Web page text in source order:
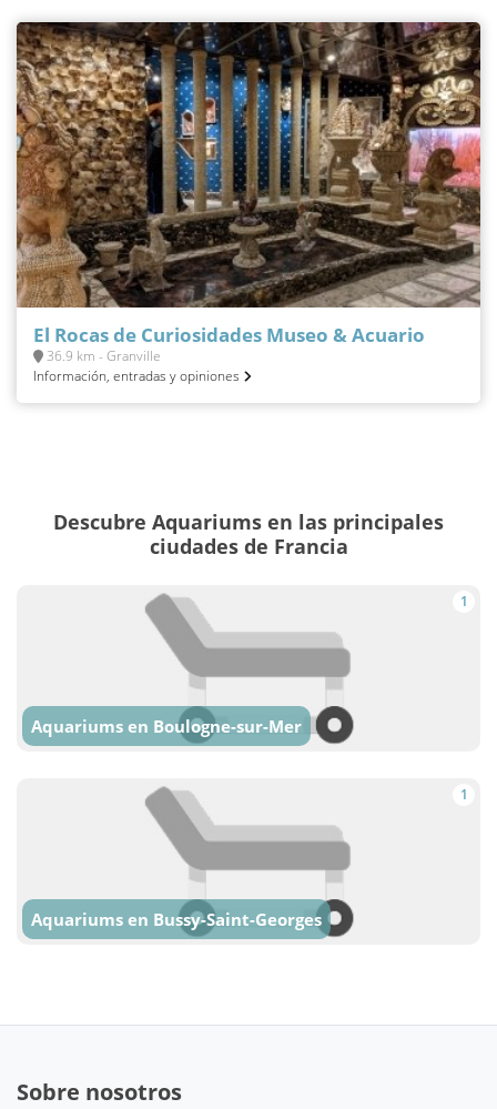
El Rocas de Curiosidades Museo & Acuario
36.9 km - Granville
Información, entradas y opiniones
Descubre Aquariums en las principales
ciudades de Francia
1
Aquariums en Boulogne-sur-Mer
1
Aquariums en Bussy-Saint-Georges
Sobre nosotros